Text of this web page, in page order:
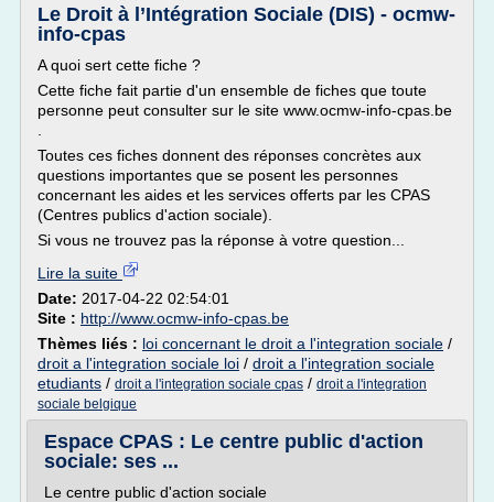
Le Droit à l’Intégration Sociale (DIS) - ocmw-
info-cpas
A quoi sert cette fiche ?
Cette fiche fait partie d'un ensemble de fiches que toute
personne peut consulter sur le site www.ocmw-info-cpas.be
Toutes ces fiches donnent des réponses concrètes aux
questions importantes que se posent les personnes
concernant les aides et les services offerts par les CPAS
(Centres publics d'action sociale).
Si vous ne trouvez pas la réponse à votre question...
Lire la suite
Date: 2017-04-22 02:54:01
Site : http://www.ocmw-info-cpas.be
Thèmes liés : loi concernant le droit a l'integration sociale /
droit a l'integration sociale loi / droit a l'integration sociale
etudiants / droit a l'integration sociale cpas / droit a l'integration
sociale belgique
Espace CPAS : Le centre public d'action
sociale: ses ...
Le centre public d'action sociale